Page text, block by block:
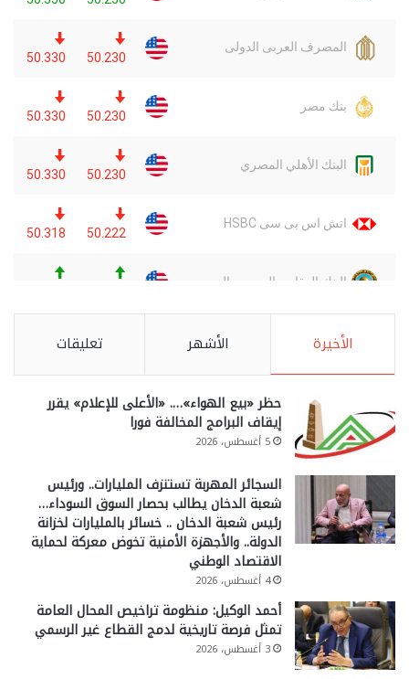
الأخيرة الأشهر تعليقات
حظر «بيع الهواء»…. «الأعلى للإعلام» يقرر
إيقاف البرامج المخالفة فورا
5 أغسطس، 2026
السجائر المهربة تستنزف المليارات.. ورئيس
شعبة الدخان يطالب بحصار السوق السوداء…
رئيس شعبة الدخان .. خسائر بالمليارات لخزانة
الدولة.. والأجهزة الأمنية تخوض معركة لحماية
الاقتصاد الوطني
4 أغسطس، 2026
أحمد الوكيل: منظومة تراخيص المحال العامة
تمثل فرصة تاريخية لدمج القطاع غير الرسمي
3 أغسطس، 2026